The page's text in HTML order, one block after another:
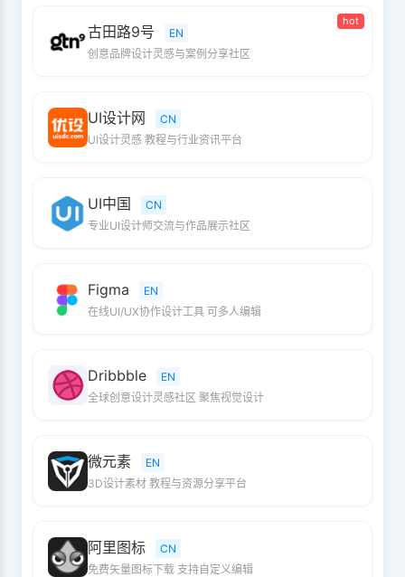
hot
古田路9号
EN
创意品牌设计灵感与案例分享社区
UI设计网
CN
UI设计灵感 教程与行业资讯平台
UI中国
CN
专业UI设计师交流与作品展示社区
Figma
EN
在线UI/UX协作设计工具 可多人编辑
Dribbble
EN
全球创意设计灵感社区 聚焦视觉设计
微元素
EN
3D设计素材 教程与资源分享平台
阿里图标
CN
免费矢量图标下载 支持自定义编辑